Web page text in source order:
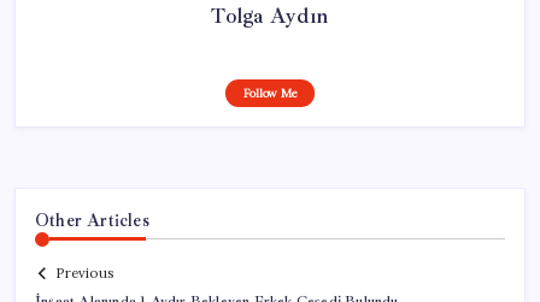
Tolga Aydın
Follow Me
Other Articles
Previous